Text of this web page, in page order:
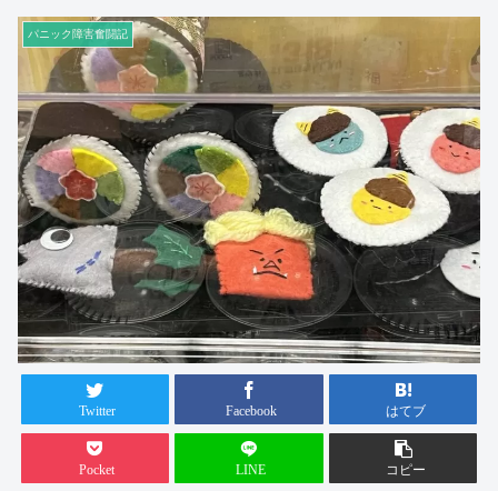
パニック障害奮闘記
Twitter Facebook はてブ
Pocket LINE コピー